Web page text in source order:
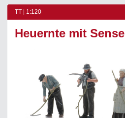
TT | 1:120
Heuernte mit Sense